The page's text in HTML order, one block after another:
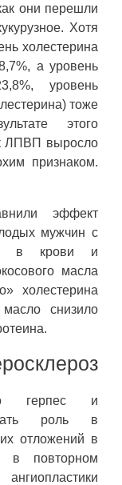
они перешли
Хотя
холестерина
а уровень
уровень
тоже
этого
ЛПВП выросло
признаком.
эффект
мужчин с
в крови и
масла
холестерина
снизило
герпес и
роль в
отложений в
в повторном